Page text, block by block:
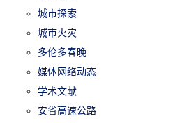
城市探索
城市火灾
多伦多春晚
媒体网络动态
学术文献
安省高速公路